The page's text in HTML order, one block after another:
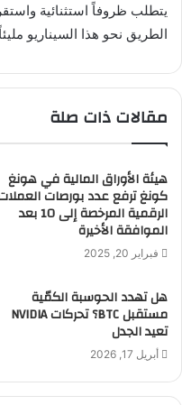
يتطلب ظروفاً استثنائية
الطريق نحو هذا السيناريو
مقالات ذات صلة
هيئة الأوراق المالية في هونغ
كونغ ترفع عدد بورصات
الرقمية المرخصة إلى 10 بعد
الموافقة الأخيرة
فبراير 20, 2025
هل تهدد الحوسبة الكمّية
مستقبل BTC؟ تحركات NVIDIA
تعيد الجدل
أبريل 17, 2026